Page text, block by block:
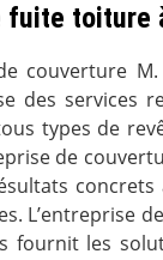
fuite toiture
couverture
des services
types de
de
L’entreprise
fournit les